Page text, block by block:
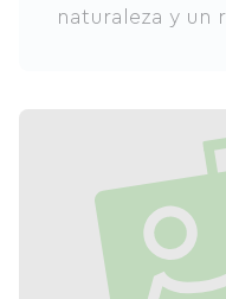
naturaleza y un